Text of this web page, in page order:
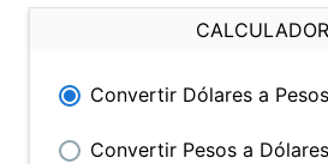
Convertir Dólares a Pesos
Convertir Pesos a Dólares